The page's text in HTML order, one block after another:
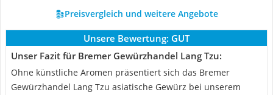
Preisvergleich und weitere Angebote
Unsere Bewertung: GUT
Unser Fazit für Bremer Gewürzhandel Lang Tzu:
Ohne künstliche Aromen präsentiert sich das Bremer
Gewürzhandel Lang Tzu asiatische Gewürz bei unserem